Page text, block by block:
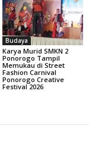
Budaya
Karya Murid SMKN 2
Ponorogo Tampil
Memukau di Street
Fashion Carnival
Ponorogo Creative
Festival 2026